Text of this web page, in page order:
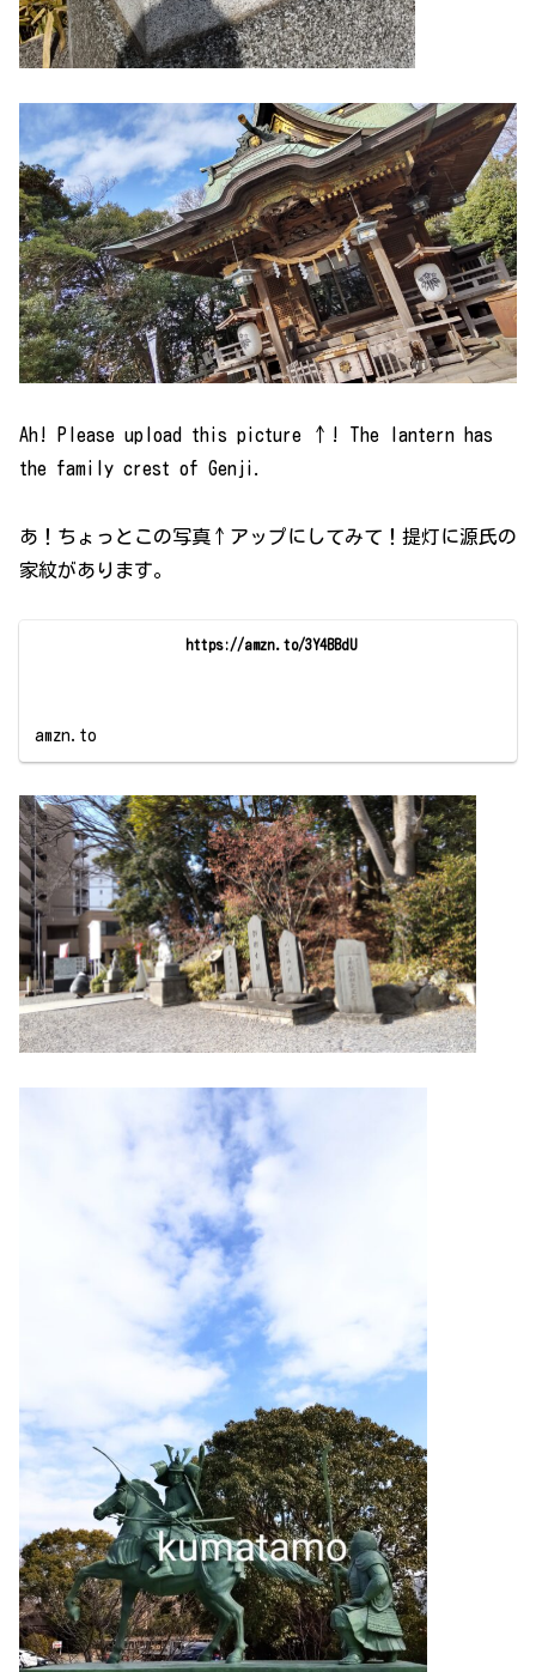
Ah! Please upload this picture ↑! The lantern has
the family crest of Genji.
あ！ちょっとこの写真↑アップにしてみて！提灯に源氏の
家紋があります。
https://amzn.to/3Y4BBdU
amzn.to